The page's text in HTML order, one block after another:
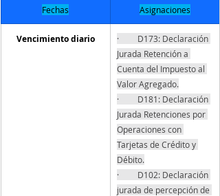
Fechas Asignaciones
Vencimiento diario
·         D173: Declaración
Jurada Retención a
Cuenta del Impuesto al
Valor Agregado.
·         D181: Declaración
Jurada Retenciones por
Operaciones con
Tarjetas de Crédito y
Débito.
·         D102: Declaración
jurada de percepción de